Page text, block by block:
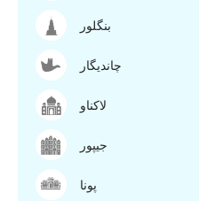
بنگلور
چاندیگار
لاکناو
جیپور
پونا